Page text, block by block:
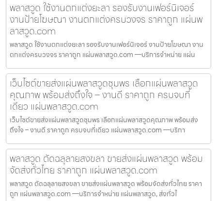
พลาสวูด ใช้งานตกแต่งยะลา รองรับงานเฟอร์นิเจอร์
งานป้ายโฆษณา งานตกแต่งครบวงจร ราคาถูก แผ่นพ
ลาสวูด.com
พลาสวูด ใช้งานตกแต่งยะลา รองรับงานเฟอร์นิเจอร์ งานป้ายโฆษณา งาน
ตกแต่งครบวงจร ราคาถูก แผ่นพลาสวูด.com —บริการจำหน่าย แผ่น
เว็บไซต์ขายส่งแผ่นพลาสวูดชุมพร เลือกแผ่นพลาสวูด
คุณภาพ พร้อมส่งถึงใจ – งานดี ราคาถูก ครบจบที่
เดียว แผ่นพลาสวูด.com
เว็บไซต์ขายส่งแผ่นพลาสวูดชุมพร เลือกแผ่นพลาสวูดคุณภาพ พร้อมส่ง
ถึงใจ – งานดี ราคาถูก ครบจบที่เดียว แผ่นพลาสวูด.com —บริกา
พลาสวูด ตัดฉลุลายสงขลา ขายส่งแผ่นพลาสวูด พร้อม
จัดส่งทั่วไทย ราคาถูก แผ่นพลาสวูด.com
พลาสวูด ตัดฉลุลายสงขลา ขายส่งแผ่นพลาสวูด พร้อมจัดส่งทั่วไทย ราคา
ถูก แผ่นพลาสวูด.com —บริการจำหน่าย แผ่นพลาสวูด, ส่งทั่วไ